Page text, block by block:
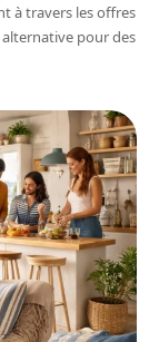
à travers les offres
pour des